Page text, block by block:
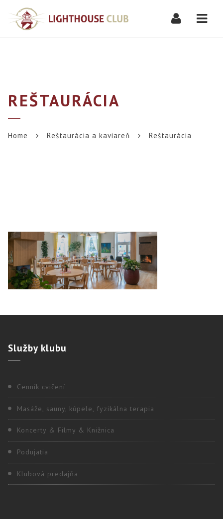
REŠTAURÁCIA
Home Reštaurácia a kaviareň Reštaurácia
Službyklubu
Cenník cvičení
Masáže, sauny, kúpele, fyzikálna terapia
Koncerty & Filmy & Knižnica
Podujatia
Klubová predajňa